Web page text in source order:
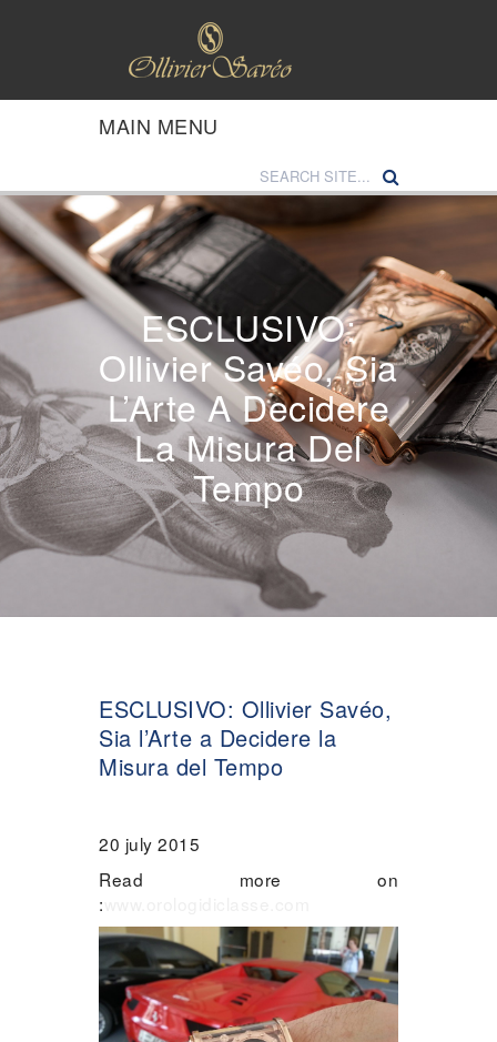
MAIN MENU
ESCLUSIVO:
Ollivier Savéo, Sia
L’Arte A Decidere
La Misura Del
Tempo
ESCLUSIVO: Ollivier Savéo,
Sia l’Arte a Decidere la
Misura del Tempo
20 july 2015
Read more on
: